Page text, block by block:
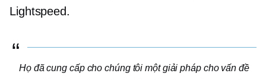
Lightspeed.
Họ đã cung cấp cho chúng tôi một giải pháp cho vấn đề